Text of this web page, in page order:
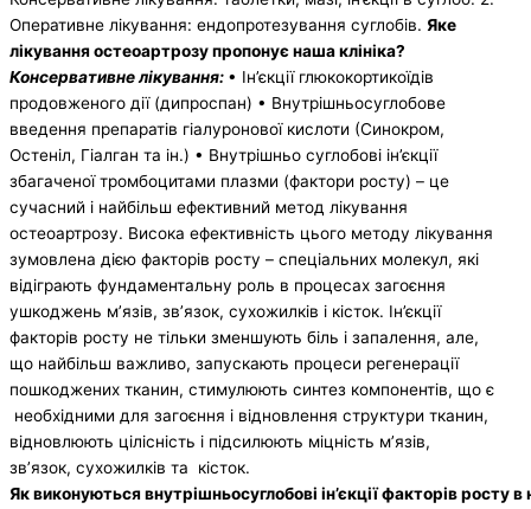
Оперативне лікування: ендопротезування суглобів. Яке
лікуванняостеоартрозу пропонує наша клініка?
Консервативнелікування: • Ін’єкції глюкокортикоїдів
продовженого дії (дипроспан) • Внутрішньосуглобове
введення препаратів гіалуронової кислоти (Синокром,
Остеніл, Гіалган та ін.) • Внутрішньо суглобові ін’єкції
збагаченої тромбоцитами плазми (фактори росту) – це
сучасний і найбільш ефективний метод лікування
остеоартрозу. Висока ефективність цього методу лікування
зумовлена дією факторів росту – спеціальних молекул, які
відіграють фундаментальну роль в процесах загоєння
ушкоджень м’язів, зв’язок, сухожилків і кісток. Ін’єкції
факторів росту не тільки зменшують біль і запалення, але,
що найбільш важливо, запускають процеси регенерації
пошкоджених тканин, стимулюють синтез компонентів, що є
необхідними для загоєння і відновлення структури тканин,
відновлюють цілісність і підсилюють міцність м’язів,
зв’язок, сухожилків та кісток.
Яквиконуються внутрішньосуглобові ін’єкції факторів росту в